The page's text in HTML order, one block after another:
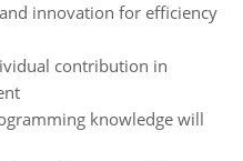
innovation for efficiency
contribution in
knowledge will